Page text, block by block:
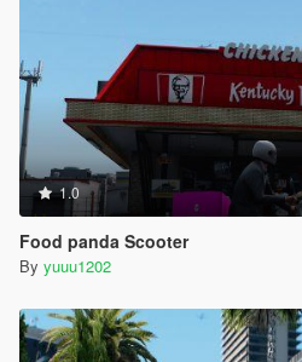
1.0
Food panda Scooter
By yuuu1202